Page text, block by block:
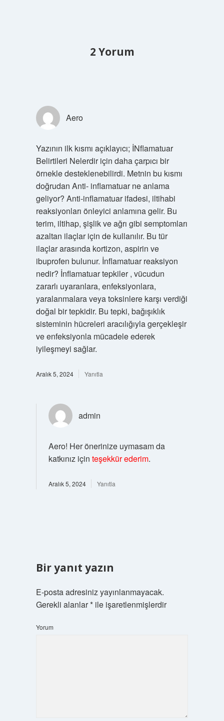
2 Yorum
Aero
Yazının ilk kısmı açıklayıcı; İNflamatuar
Belirtileri Nelerdir için daha çarpıcı bir
örnekle desteklenebilirdi. Metnin bu kısmı
doğrudan Anti- inflamatuar ne anlama
geliyor? Anti-inflamatuar ifadesi, iltihabi
reaksiyonları önleyici anlamına gelir. Bu
terim, iltihap, şişlik ve ağrı gibi semptomları
azaltan ilaçlar için de kullanılır. Bu tür
ilaçlar arasında kortizon, aspirin ve
ibuprofen bulunur. İnflamatuar reaksiyon
nedir? İnflamatuar tepkiler , vücudun
zararlı uyaranlara, enfeksiyonlara,
yaralanmalara veya toksinlere karşı verdiği
doğal bir tepkidir. Bu tepki, bağışıklık
sisteminin hücreleri aracılığıyla gerçekleşir
ve enfeksiyonla mücadele ederek
iyileşmeyi sağlar.
Aralık 5, 2024 Yanıtla
admin
Aero! Her önerinize uymasam da
katkınız için teşekkür ederim.
Aralık 5, 2024 Yanıtla
Bir yanıt yazın
E-posta adresiniz yayınlanmayacak.
Gerekli alanlar*ile işaretlenmişlerdir
Yorum